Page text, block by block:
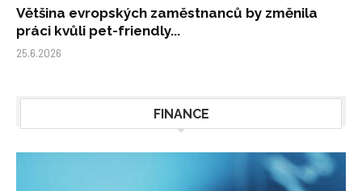
Většina evropských zaměstnanců by změnila
práci kvůli pet-friendly...
25.6.2026
FINANCE